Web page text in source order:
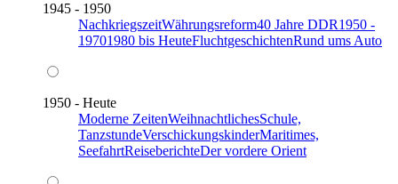
1945 - 1950
NachkriegszeitWährungsreform40 Jahre DDR1950 -
19701980 bis HeuteFluchtgeschichtenRund ums Auto
1950 - Heute
Moderne ZeitenWeihnachtlichesSchule,
TanzstundeVerschickungskinderMaritimes,
SeefahrtReiseberichteDer vordere Orient